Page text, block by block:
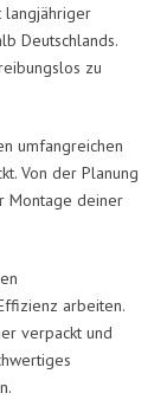
langjähriger
Deutschlands.
zu
umfangreichen
Von der Planung
Montage deiner
arbeiten.
verpackt und